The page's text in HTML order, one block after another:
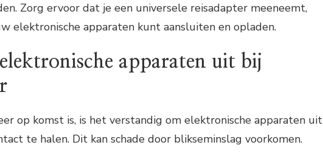
Zorg ervoor dat je een universele reisadapter meeneemt,
elektronische apparaten kunt aansluiten en opladen.
apparaten uit bij
op komst is, is het verstandig om elektronische apparaten uit
te halen. Dit kan schade door blikseminslag voorkomen.